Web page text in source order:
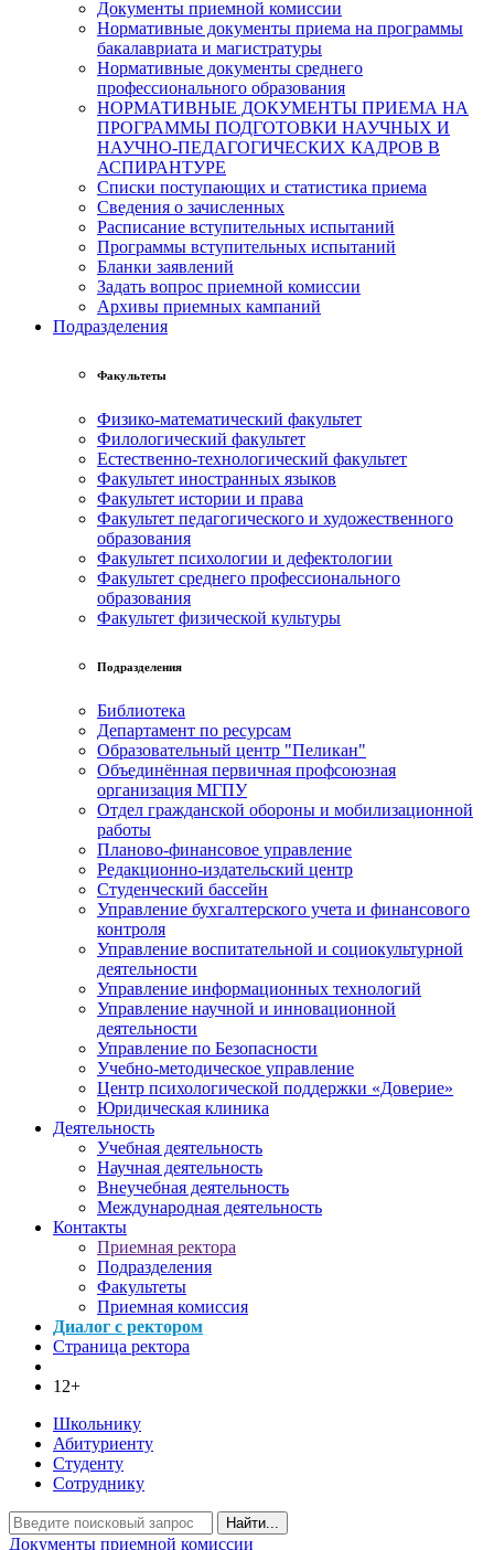
Документы приемной комиссии
Нормативные документы приема на программы
бакалавриата и магистратуры
Нормативные документы среднего
профессионального образования
НОРМАТИВНЫЕ ДОКУМЕНТЫ ПРИЕМА НА
ПРОГРАММЫ ПОДГОТОВКИ НАУЧНЫХ И
НАУЧНО-ПЕДАГОГИЧЕСКИХ КАДРОВ В
АСПИРАНТУРЕ
Списки поступающих и статистика приема
Сведения о зачисленных
Расписание вступительных испытаний
Программы вступительных испытаний
Бланки заявлений
Задать вопрос приемной комиссии
Архивы приемных кампаний
Подразделения
Факультеты
Физико-математический факультет
Филологический факультет
Естественно-технологический факультет
Факультет иностранных языков
Факультет истории и права
Факультет педагогического и художественного
образования
Факультет психологии и дефектологии
Факультет среднего профессионального
образования
Факультет физической культуры
Подразделения
Библиотека
Департамент по ресурсам
Образовательный центр "Пеликан"
Объединённая первичная профсоюзная
организация МГПУ
Отдел гражданской обороны и мобилизационной
работы
Планово-финансовое управление
Редакционно-издательский центр
Студенческий бассейн
Управление бухгалтерского учета и финансового
контроля
Управление воспитательной и социокультурной
деятельности
Управление информационных технологий
Управление научной и инновационной
деятельности
Управление по Безопасности
Учебно-методическое управление
Центр психологической поддержки «Доверие»
Юридическая клиника
Деятельность
Учебная деятельность
Научная деятельность
Внеучебная деятельность
Международная деятельность
Контакты
Приемная ректора
Подразделения
Факультеты
Приемная комиссия
Диалог с ректором
Страница ректора
12+
Школьнику
Абитуриенту
Студенту
Сотруднику
Найти...
Документы приемной комиссии